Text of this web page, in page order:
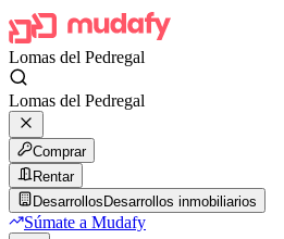
Lomas del Pedregal
Lomas del Pedregal
Comprar
Rentar
Desarrollos Desarrollos inmobiliarios
Súmate a Mudafy